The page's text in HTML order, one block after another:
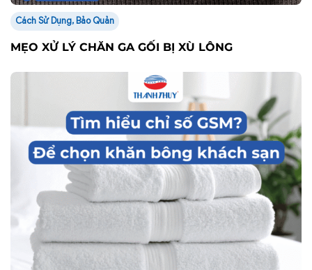
Cách Sử Dụng, Bảo Quản
MẸO XỬ LÝ CHĂN GA GỐI BỊ XÙ LÔNG